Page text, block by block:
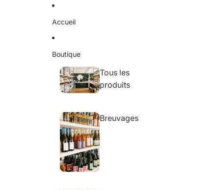
Accueil
Boutique
Tous les
produits
Breuvages